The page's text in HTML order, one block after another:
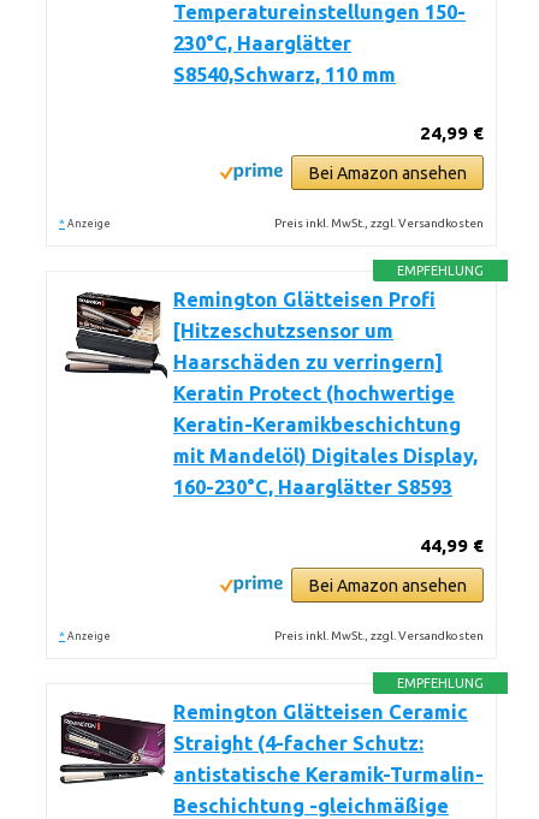
Temperatureinstellungen 150-
230°C, Haarglätter
S8540,Schwarz, 110 mm
24,99 €
Bei Amazon ansehen
* Anzeige Preis inkl. MwSt., zzgl. Versandkosten
EMPFEHLUNG
Remington Glätteisen Profi
[Hitzeschutzsensor um
Haarschäden zu verringern]
Keratin Protect (hochwertige
Keratin-Keramikbeschichtung
mit Mandelöl) Digitales Display,
160-230°C, Haarglätter S8593
44,99 €
Bei Amazon ansehen
* Anzeige Preis inkl. MwSt., zzgl. Versandkosten
EMPFEHLUNG
Remington Glätteisen Ceramic
Straight (4-facher Schutz:
antistatische Keramik-Turmalin-
Beschichtung -gleichmäßige